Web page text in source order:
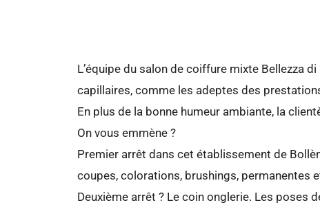
L’équipe du salon de coiffure mixte Bellezza
capillaires, comme les adeptes des
En plus de la bonne humeur ambiante, la
On vous emmène ?
Premier arrêt dans cet établissement de
coupes, colorations, brushings,
Deuxième arrêt ? Le coin onglerie. Les poses